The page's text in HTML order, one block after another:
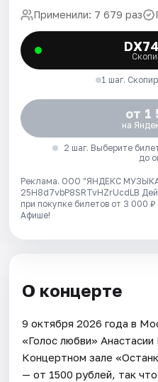
Применили: 7 679 раз
1 шаг.
от 1
на
2 шаг. Выберите
до
Реклама. ООО "ЯНДЕКС
25H8d7vbP8SRTvHZrUcdLB
при покупке билетов от 3 000
Афише!
О концерте
9 октября 2026 года в
«Голос любви»
Концертном зале
— от 1500 рублей, так